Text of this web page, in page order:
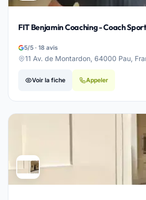
FIT Benjamin Coaching - Coach
5/5 · 18 avis
11 Av. de Montardon, 64000 Pau,
Voir la fiche Appeler